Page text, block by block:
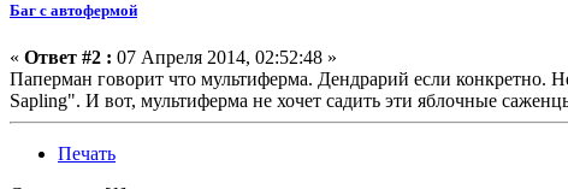
Баг с автофермой
« Ответ #2 : 07 Апреля 2014, 02:52:48 »
Паперман говорит что мультиферма. Дендрарий если конкретно.
Sapling". И вот, мультиферма не хочет садить эти яблочные
Печать